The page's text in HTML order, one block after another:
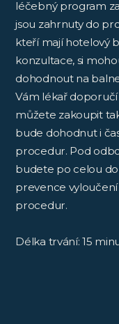
léčebný program
jsou zahrnuty do
kteří mají hotelový
konzultace, si
dohodnout na
Vám lékař
můžete zakoupit
bude dohodnut i
procedur. Pod
budete po celou
prevence
procedur.
Délka trvání: 15